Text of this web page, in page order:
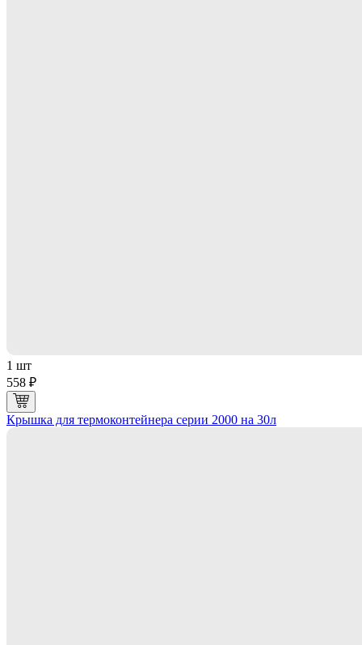
1 шт
558 ₽
Крышка для термоконтейнера серии 2000 на 30л